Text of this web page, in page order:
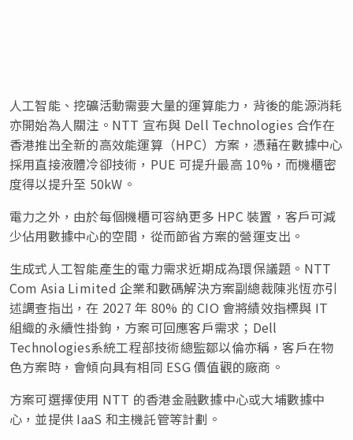
人工智能、挖礦活動需要大量的運算能力，背後的能源消耗
亦開始為人關注。NTT 宣布與 Dell Technologies 合作在
香港推出全新的高效能運算（HPC）方案，憑藉在數據中心
採用直接液體冷卻技術，PUE 可提升最高 10%，而機櫃密
度得以提升至 50kW。
電力之外，由於每個機櫃可容納更多 HPC 裝置，客戶可減
少佔用數據中心的空間，從而節省方案的營運支出。
生成式人工智能產生的電力需求近期成為環保議題。NTT
Com Asia Limited 企業和數碼解決方案副總裁陳兆恆亦引
述調查指出，在 2027 年 80% 的 CIO 會將績效指標與 IT
組織的永續性掛鉤，方案可回應客戶需求；Dell
Technologies系統工程部技術總監鄒以倫亦稱，客戶在物
色方案時，會傾向具有相同 ESG 價值觀的廠商。
方案可選擇使用 NTT 的香港金融數據中心或大埔數據中
心，並提供 IaaS 和主機託管等計劃。